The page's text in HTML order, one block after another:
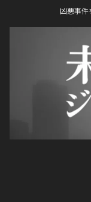
凶悪事件